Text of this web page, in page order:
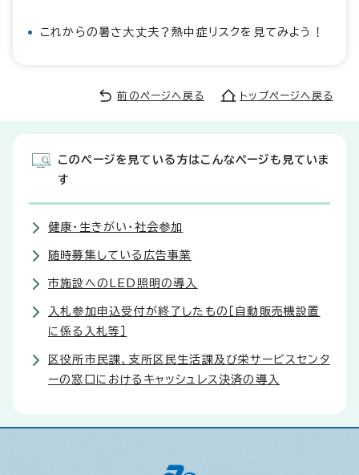
これからの暑さ大丈夫？熱中症リスクを見てみよう！
前のページへ戻る トップページへ戻る
このページを見ている方はこんなページも見ていま
す
健康・生きがい・社会参加
随時募集している広告事業
市施設へのLED照明の導入
入札参加申込受付が終了したもの［自動販売機設置
に係る入札等］
区役所市民課、支所区民生活課及び栄サービスセンタ
ーの窓口におけるキャッシュレス決済の導入